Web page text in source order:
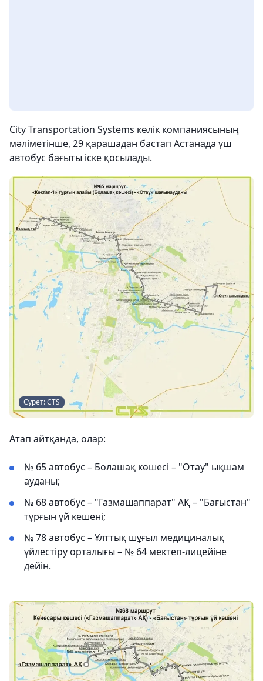
City Transportation Systems көлік компаниясының
мәліметінше, 29 қарашадан бастап Астанада үш
автобус бағыты іске қосылады.
Сурет: CTS
Атап айтқанда, олар:
№ 65 автобус – Болашақ көшесі – "Отау" ықшам
ауданы;
№ 68 автобус – "Газмашаппарат" АҚ – "Бағыстан"
тұрғын үй кешені;
№ 78 автобус – Ұлттық шұғыл медициналық
үйлестіру орталығы – № 64 мектеп-лицейіне
дейін.